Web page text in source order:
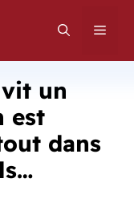
un
est
dans